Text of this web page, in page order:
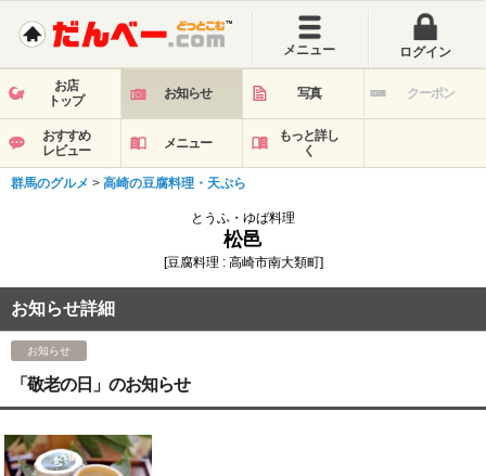
メニュー ログイン
お店
トップ
お知らせ 写真 クーポン
おすすめ
レビュー
メニュー
もっと詳し
く
群馬のグルメ > 高崎の豆腐料理・天ぷら
とうふ・ゆば料理
松邑
[豆腐料理 : 高崎市南大類町]
お知らせ詳細
お知らせ
「敬老の日」のお知らせ